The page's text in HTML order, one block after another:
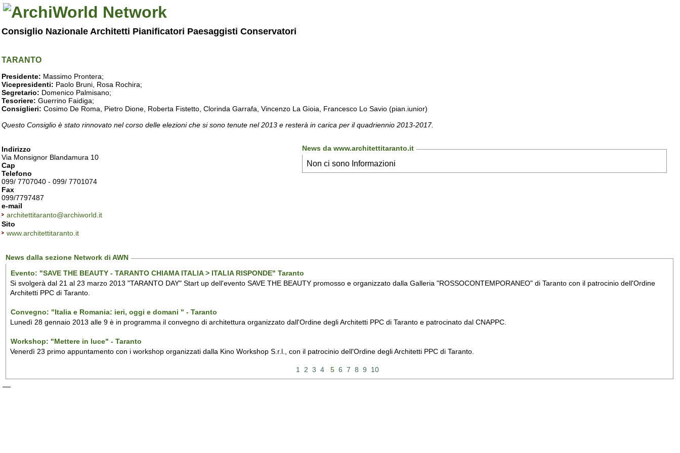
Consiglio Nazionale Architetti Pianificatori Paesaggisti Conservatori
TARANTO
Presidente: Massimo Prontera;
Vicepresidenti: Paolo Bruni, Rosa Rochira;
Segretario: Domenico Palmisano;
Tesoriere: Guerrino Faidiga;
Consiglieri: Cosimo De Roma, Pietro Dione, Roberta Fistetto, Clorinda Garrafa, Vincenzo La Gioia, Francesco Lo Savio (pian.iunior)
Questo Consiglio è stato rinnovato nel corso delle elezioni che si sono tenute nel 2013 e resterà in carica per il quadriennio 2013-2017.
Indirizzo
Via Monsignor Blandamura 10
Cap
Telefono
099/ 7707040 - 099/ 7701074
Fax
099/7797487
e-mail
architettitaranto@archiworld.it
Sito
www.architettitaranto.it
News da www.architettitaranto.it
Non ci sono Informazioni
News dalla sezione Network di AWN
Evento: "SAVE THE BEAUTY - TARANTO CHIAMA ITALIA > ITALIA RISPONDE" Taranto
Si svolgerà dal 21 al 23 marzo 2013 "TARANTO DAY" Start up dell'evento SAVE THE BEAUTY promosso e organizzato dalla Galleria "ROSSOCONTEMPORANEO" di Taranto con il patrocinio dell'Ordine
Architetti PPC di Taranto.
Convegno: "Italia e Romania: ieri, oggi e domani " - Taranto
Lunedì 28 gennaio 2013 alle 9 è in programma il convegno di architettura organizzato dall'Ordine degli Architetti PPC di Taranto e patrocinato dal CNAPPC.
Workshop: "Mettere in luce" - Taranto
Venerdì 23 primo appuntamento con i workshop organizzati dalla Kino Workshop S.r.l., con il patrocinio dell'Ordine degli Architetti PPC di Taranto.
1 2 3 4 5 6 7 8 9 10